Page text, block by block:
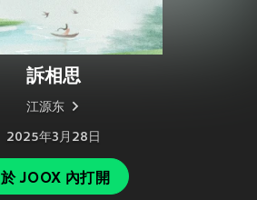
訴相思
江源东
2025年3月28日
於 JOOX 內打開